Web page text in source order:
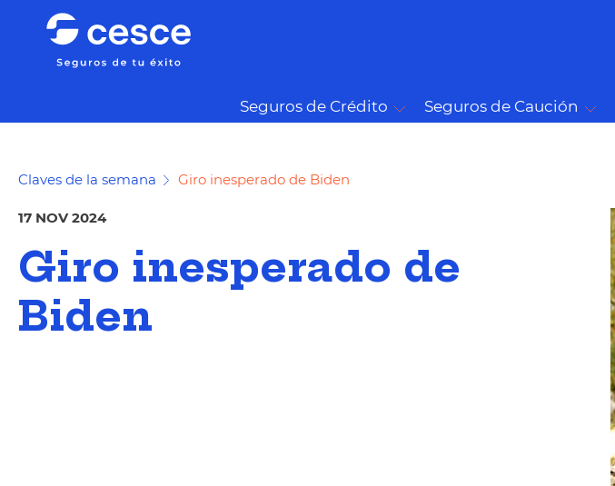
Seguros de Crédito Seguros de Caución
Claves de la semana Giro inesperado de Biden
17 NOV 2024
Giro inesperado de
Biden